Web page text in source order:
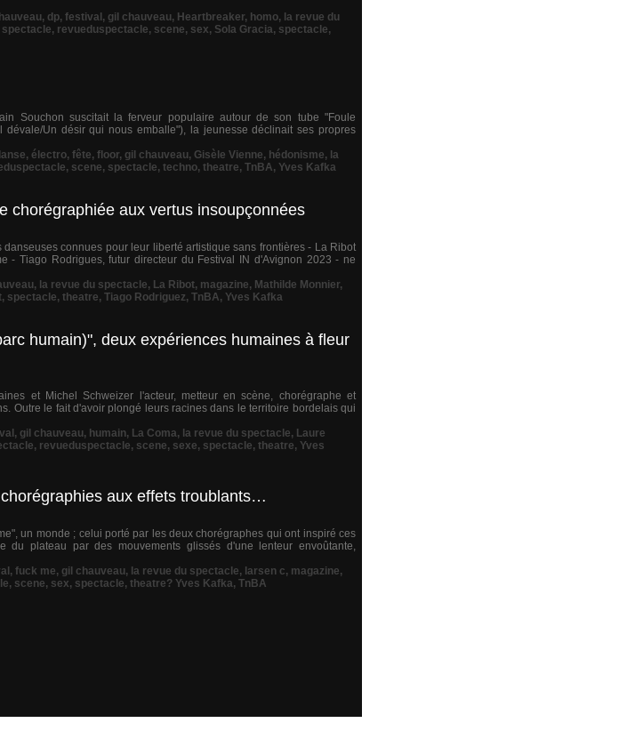
, dp, festival , gil chauveau, Heartbreaker, homo, la revue du
spectacle, revueduspectacle, scene, sex, Sola Gracia, spectacle,
Souchon suscitait la ferveur populaire autour de son tube "Foule
Un désir qui nous emballe"), la jeunesse déclinait ses propres
, électro, fête, floor, gil chauveau, Gisèle Vienne, hédonisme, la
, scene, spectacle, techno, theatre, TnBA, Yves Kafka
chorégraphiée aux vertus insoupçonnées
connues pour leur liberté artistique sans frontières - La Ribot
- Tiago Rodrigues, futur directeur du Festival IN d'Avignon 2023 - ne
, la revue du spectacle, La Ribot, magazine, Mathilde Monnier,
, spectacle, theatre, Tiago Rodriguez, TnBA, Yves Kafka
humain)", deux expériences humaines à fleur
et Michel Schweizer l'acteur, metteur en scène, chorégraphe et
Outre le fait d'avoir plongé leurs racines dans le territoire bordelais qui
, gil chauveau, humain, La Coma, la revue du spectacle, Laure
, revueduspectacle, scene, sexe, spectacle, theatre, Yves
aux effets troublants…
un monde ; celui porté par les deux chorégraphes qui ont inspiré ces
plateau par des mouvements glissés d'une lenteur envoûtante,
, fuck me, gil chauveau, la revue du spectacle, larsen c, magazine,
, scene, sex, spectacle, theatre? Yves Kafka, TnBA